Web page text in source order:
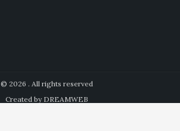
© 2026 . All rights reserved
Created by DREAMWEB